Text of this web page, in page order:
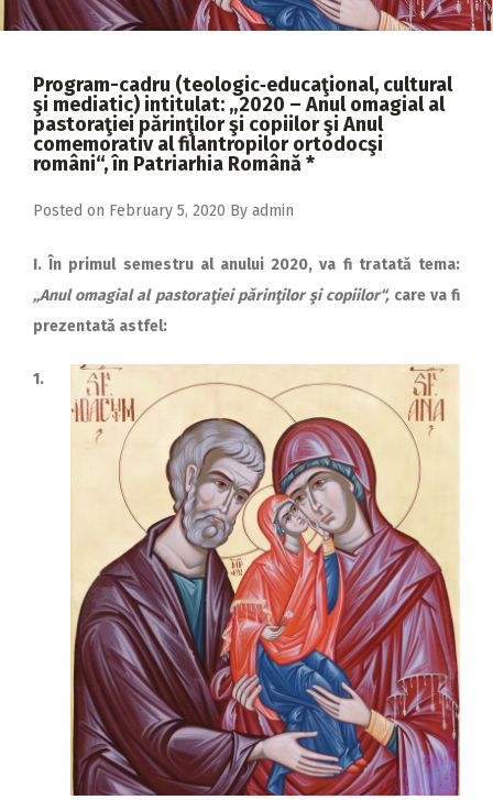
2018
2016
2015
2014
2013
2012
2011
2010
2009
Program-cadru (teologic‑educaţional, cultural
şi mediatic) intitulat: „2020 – Anul omagial al
pastoraţiei părinţilor şi copiilor şi Anul
comemorativ al filantropilor ortodocşi
români“, în Patriarhia Română *
Posted on February 5, 2020 By admin
I. În primul semestru al anului 2020, va fi tratată tema:
„Anul omagial al pastoraţiei părinţilor şi copiilor“,care va fi
prezentată astfel:
1.